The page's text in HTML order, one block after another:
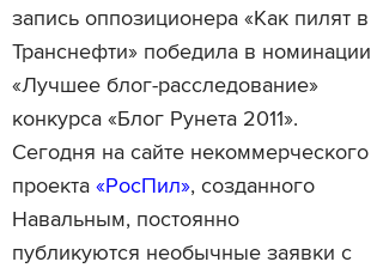
запись оппозиционера «Как пилят в
Транснефти» победила в номинации
«Лучшее блог-расследование»
конкурса «Блог Рунета 2011».
Сегодня на сайте некоммерческого
проекта «РосПил», созданного
Навальным, постоянно
публикуются необычные заявки с